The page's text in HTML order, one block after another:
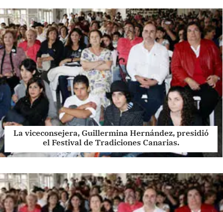
La viceconsejera, Guillermina Hernández, presidió
el Festival de Tradiciones Canarias.